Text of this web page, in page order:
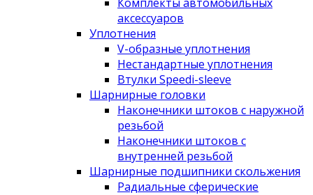
аксессуаров
Уплотнения
V-образные уплотнения
Нестандартные уплотнения
Втулки Speedi-sleeve
Шарнирные головки
Наконечники штоков с наружной
резьбой
Наконечники штоков с
внутренней резьбой
Шарнирные подшипники скольжения
Радиальные сферические